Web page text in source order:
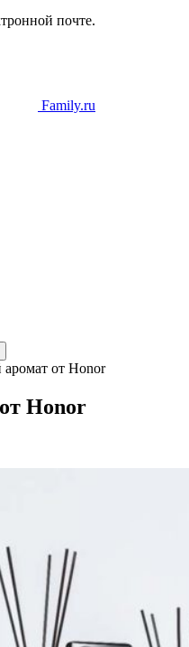
почте.
Family.ru
от Honor
Honor